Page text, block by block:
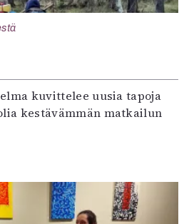
kuvittelee uusia tapoja
kestävämmän matkailun